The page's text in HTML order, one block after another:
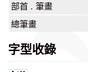
部首 . 筆畫
總筆畫
字型收錄